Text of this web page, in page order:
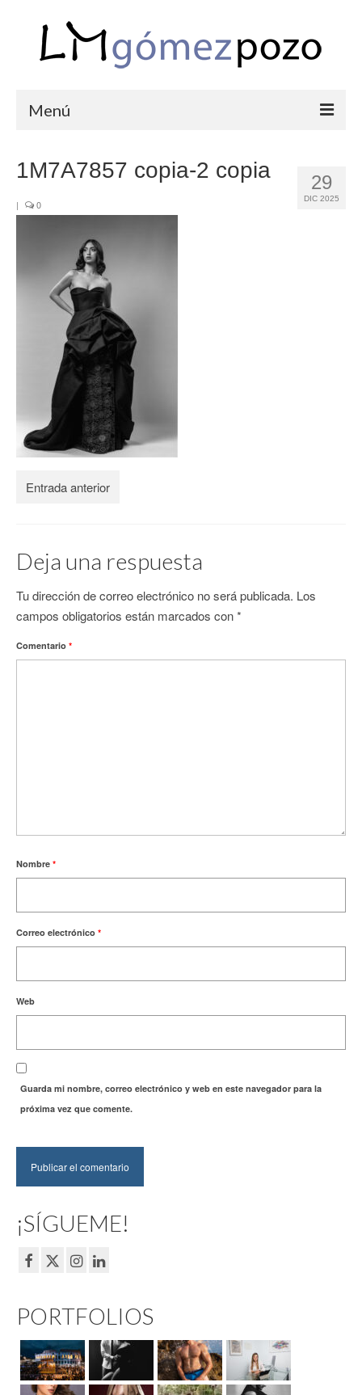
Menú
COMUNIONES
CORPORATIVAS
SEMANA SANTA
BLOG
SOBRE LM
CONTACTO
29
DIC 2025
1M7A7857 copia-2 copia
| 0
Entrada anterior
Deja una respuesta
Tu dirección de correo electrónico no será publicada. Los
campos obligatorios están marcados con*
Comentario *
Nombre *
Correo electrónico *
Web
Guarda mi nombre, correo electrónico y web en este navegador para la
próxima vez que comente.
¡SÍGUEME!
PORTFOLIOS